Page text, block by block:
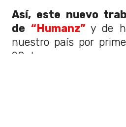
Así, este nuevo
de “Humanz”y de
nuestro país por
20 de marzo.